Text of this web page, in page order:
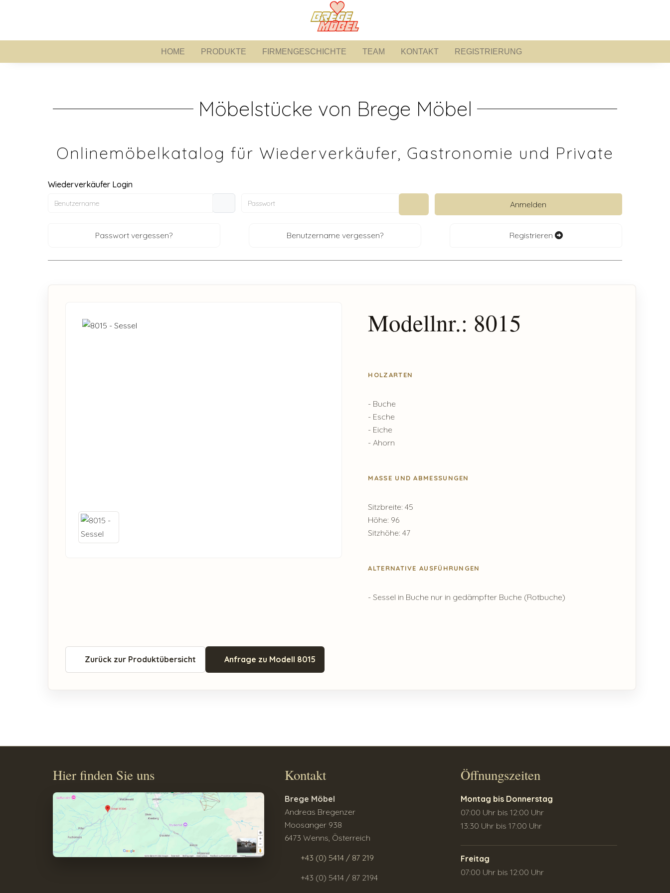
HOME PRODUKTE FIRMENGESCHICHTE TEAM KONTAKT REGISTRIERUNG
Möbelstücke von Brege Möbel
Onlinemöbelkatalog für Wiederverkäufer, Gastronomie und Private
Wiederverkäufer Login
Benutzername
Passwort
Passwort anzeigen
Anmelden
Passwort vergessen? Benutzername vergessen? Registrieren
Modellnr.: 8015
HOLZARTEN
- Buche
- Esche
- Eiche
- Ahorn
MASSE UND ABMESSUNGEN
Sitzbreite: 45
Höhe: 96
Sitzhöhe: 47
ALTERNATIVE AUSFÜHRUNGEN
- Sessel in Buche nur in gedämpfter Buche (Rotbuche)
Zurück zur Produktübersicht Anfrage zu Modell 8015
Hier finden Sie uns Kontakt
Brege Möbel
Andreas Bregenzer
Moosanger 938
6473 Wenns, Österreich
+43 (0) 5414 / 87 219
+43 (0) 5414 / 87 2194
Öffnungszeiten
Montag bis Donnerstag
07:00 Uhr bis 12:00 Uhr
13:30 Uhr bis 17:00 Uhr
Freitag
07:00 Uhr bis 12:00 Uhr